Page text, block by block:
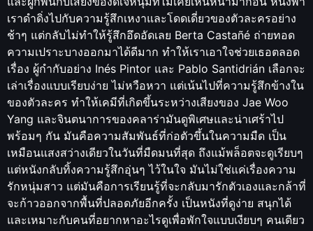
เราดำดิ่งไปกับความรู้สึกเหงาและโดดเดี่ยวของตัวละครอย่าง
ช้าๆ แต่กลับไม่ทำให้รู้สึกอึดอัดเลย Berta Castañé ถ่ายทอด
ความเปราะบางออกมาได้ดีมาก ทำให้เราเอาใจช่วยเธอตลอด
เรื่อง ผู้กำกับอย่าง Inés Pintor และ Pablo Santidrián เลือกจะ
เล่าเรื่องแบบเรียบง่าย ไม่หวือหวา แต่เน้นไปที่ความรู้สึกข้างใน
ของตัวละคร ทำให้เคมีที่เกิดขึ้นระหว่างเสียงของ Jae Woo
Yang และจินตนาการของคลาร่ามันดูพิเศษและน่าเศร้าไป
พร้อมๆ กัน มันคือความสัมพันธ์ที่ก่อตัวขึ้นในความมืด เป็น
เหมือนแสงสว่างเดียวในวันที่มืดมนที่สุด ถึงแม้พล็อตจะดูเรียบๆ
แต่หนังกลับทิ้งความรู้สึกอุ่นๆ ไว้ในใจ มันไม่ใช่แค่เรื่องความ
รักหนุ่มสาว แต่มันคือการเรียนรู้ที่จะกลับมารักตัวเองและกล้าที่
จะก้าวออกจากพื้นที่ปลอดภัยอีกครั้ง เป็นหนังที่ดูง่าย สนุกได้
และเหมาะกับคนที่อยากหาอะไรดูเพื่อพักใจแบบเงียบๆ คนเดียว